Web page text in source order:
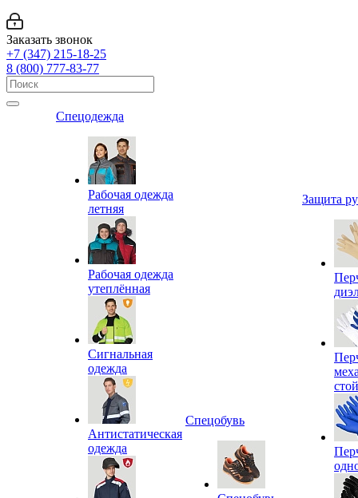
Заказать звонок
+7 (347) 215-18-25
8 (800) 777-83-77
Спецодежда
Рабочая одежда
летняя
Рабочая одежда
утеплённая
Сигнальная
одежда
Антистатическая
одежда
Спецобувь
Защита